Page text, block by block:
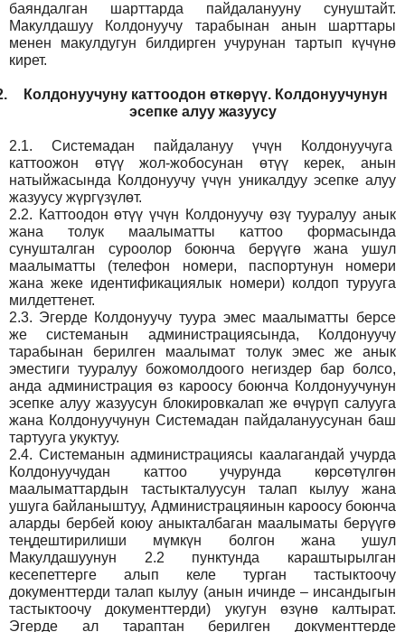
баяндалган шарттарда пайдаланууну сунуштайт.
Макулдашуу Колдонуучу тарабынан анын шарттары
менен макулдугун билдирген учурунан тартып күчүнө
кирет.
Колдонуучуну каттоодон өткөрүү. Колдонуучунун
эсепке алуу жазуусу
2.1.
Системадан пайдалануу үчүн Колдонуучуга
каттоожон өтүү жол-жобосунан өтүү керек, анын
натыйжасында Колдонуучу үчүн уникалдуу эсепке алуу
жазуусу жүргүзүлөт.
2.2. Каттоодон өтүү үчүн Колдонуучу өзү тууралуу анык
жана толук маалыматты каттоо формасында
сунушталган суроолор боюнча берүүгө жана ушул
маалыматты (телефон номери, паспортунун номери
жана жеке идентификациялык номери) колдоп турууга
милдеттенет.
2.3. Эгерде Колдонуучу туура эмес маалыматты берсе
же системанын администрациясында, Колдонуучу
тарабынан берилген маалымат толук эмес же анык
эместиги тууралуу божомолдоого негиздер бар болсо,
анда администрация өз кароосу боюнча Колдонуучунун
эсепке алуу жазуусун блокировкалап же өчүрүп салууга
жана Колдонуучунун Системадан пайдалануусунан баш
тартууга укуктуу.
2.4. Системанын администрациясы каалагандай учурда
Колдонуучудан каттоо учурунда көрсөтүлгөн
маалыматтардын тастыкталуусун талап кылуу жана
ушуга байланыштуу, Администрацяинын кароосу боюнча
аларды бербей коюу аныкталбаган маалыматы берүүгө
теңдештирилиши мүмкүн болгон жана ушул
Макулдашуунун 2.2 пунктунда караштырылган
кесепеттерге алып келе турган тастыктоочу
документтерди талап кылуу (анын ичинде – инсандыгын
тастыктоочу документтерди) укугун өзүнө калтырат.
Эгерде ал тараптан берилген документтерде